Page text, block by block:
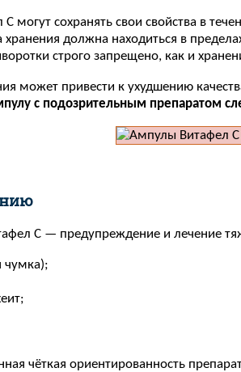
могут сохранять свои свойства в
должна находиться в
строго запрещено, как и
может привести к ухудшению
с подозрительным препаратом
С — предупреждение и лечение
чумка);
чёткая ориентированность